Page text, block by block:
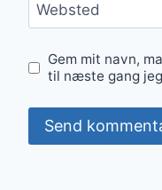
Websted
Gem mit navn,
til næste gang